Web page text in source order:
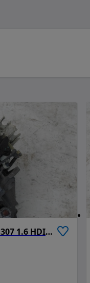
SKRZYNIA BIEGÓW PEUGEOT 307 1.6 HDI F-VAT